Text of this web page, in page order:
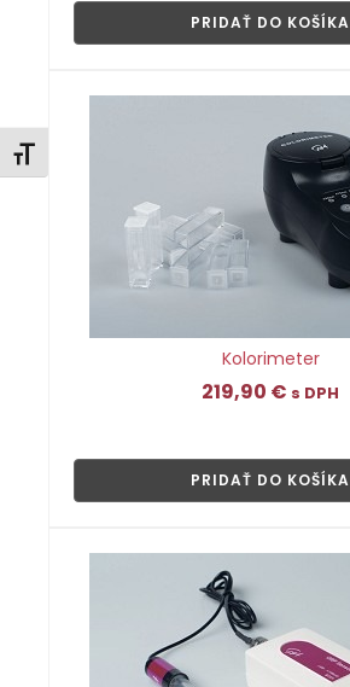
Zmeniť veľkosť písma
PRIDAŤ DO KOŠÍKA
Kolorimeter
219,90 € s DPH
PRIDAŤ DO KOŠÍKA